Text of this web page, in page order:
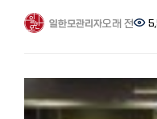
550엔
DHOLIC(디홀릭)에서 한
브랜드 공식과 제휴가 많아
이용하면 올리브영보다 저
소량 구매 시 배송비가 비싸
라이벌 관계를 유지합니다. 야구: 도쿄의 '요미우리 자이언츠' vs 오사카의
목소리)을 잘 지키는 것이
포인트 앱을 켜느냐? 가 생활비
생활 0년 차라면 반드시 알
지금은 편의점부터 동네 작
PayPay(페이페이)의 독주:
수단입니다. 라인페이
일한모관리자오래 전